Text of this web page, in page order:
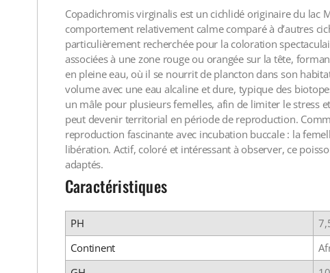
Copadichromis virginalis est un cichlidé originaire du lac
comportement relativement calme comparé à d’autres
particulièrement recherchée pour la coloration
associées à une zone rouge ou orangée sur la tête,
en pleine eau, où il se nourrit de plancton dans son
volume avec une eau alcaline et dure, typique des
un mâle pour plusieurs femelles, afin de limiter le stress
peut devenir territorial en période de reproduction.
reproduction fascinante avec incubation buccale : la
libération. Actif, coloré et intéressant à observer, ce
adaptés.
Caractéristiques
PH
Continent